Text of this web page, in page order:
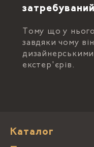
Тому що у
завдяки чому
екстер'єрів.
Каталог